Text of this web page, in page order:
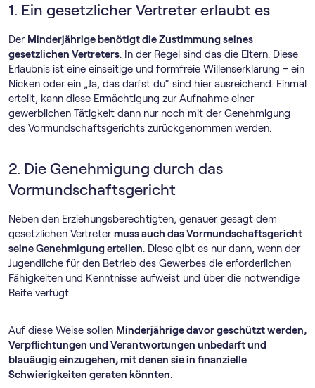
1. Ein gesetzlicher Vertreter erlaubt es
Der Minderjährige benötigt die Zustimmung seines
gesetzlichen Vertreters. In der Regel sind das die Eltern. Diese
Erlaubnis ist eine einseitige und formfreie Willenserklärung – ein
Nicken oder ein „Ja, das darfst du“ sind hier ausreichend. Einmal
erteilt, kann diese Ermächtigung zur Aufnahme einer
gewerblichen Tätigkeit dann nur noch mit der Genehmigung
des Vormundschaftsgerichts zurückgenommen werden.
2. Die Genehmigung durch das
Vormundschaftsgericht
Neben den Erziehungsberechtigten, genauer gesagt dem
gesetzlichen Vertretermuss auch das Vormundschaftsgericht
seine Genehmigung erteilen. Diese gibt es nur dann, wenn der
Jugendliche für den Betrieb des Gewerbes die erforderlichen
Fähigkeiten und Kenntnisse aufweist und über die notwendige
Reife verfügt.
Auf diese Weise sollen Minderjährige davor geschützt werden,
Verpflichtungen und Verantwortungen unbedarft und
blauäugig einzugehen, mit denen sie in finanzielle
Schwierigkeiten geraten könnten.